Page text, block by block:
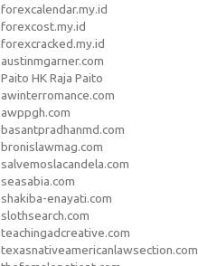
forexcalendar.my.id
forexcost.my.id
forexcracked.my.id
austinmgarner.com
Paito HK Raja Paito
awinterromance.com
awppgh.com
basantpradhanmd.com
bronislawmag.com
salvemoslacandela.com
seasabia.com
shakiba-enayati.com
slothsearch.com
teachingadcreative.com
texasnativeamericanlawsection.com